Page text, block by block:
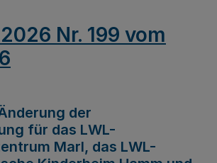
Nr. 199 vom
der
für das LWL-
Marl, das LWL-